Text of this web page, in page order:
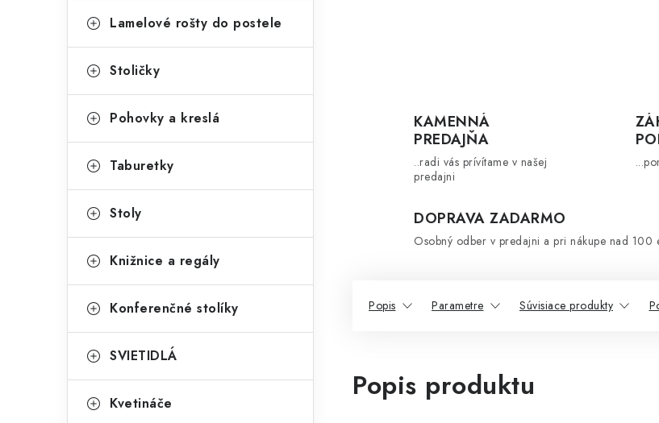
Lamelové rošty do postele
Stoličky
Pohovky a kreslá
Taburetky
Stoly
Knižnice a regály
Konferenčné stolíky
SVIETIDLÁ
Kvetináče
KAMENNÁ
PREDAJŇA
..radi vás prívítame v našej
predajni
DOPRAVA ZADARMO
Osobný odber v predajni a pri nákupe nad 100
Popis Parametre Súvisiace produkty
Popis produktu